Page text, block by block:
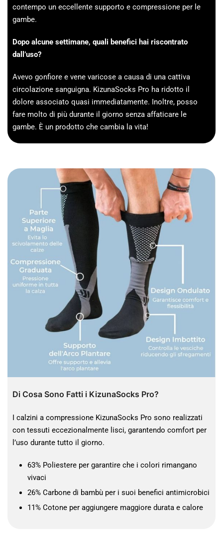
contempo un eccellente supporto e compressione per le
gambe.
Dopo alcune settimane, quali benefici hai riscontrato
dall’uso?
Avevo gonfiore e vene varicose a causa di una cattiva
circolazione sanguigna. KizunaSocks Pro ha ridotto il
dolore associato quasi immediatamente. Inoltre, posso
fare molto di più durante il giorno senza affaticare le
gambe. È un prodotto che cambia la vita!
Di Cosa Sono Fatti i KizunaSocks Pro?
I calzini a compressione KizunaSocks Pro sono realizzati
con tessuti eccezionalmente lisci, garantendo comfort per
l’uso durante tutto il giorno.
63% Poliestere per garantire che i colori rimangano
vivaci
26% Carbone di bambù per i suoi benefici antimicrobici
11% Cotone per aggiungere maggiore durata e calore